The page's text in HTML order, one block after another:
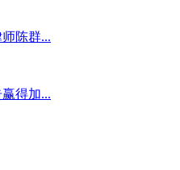
陈群...
得加...